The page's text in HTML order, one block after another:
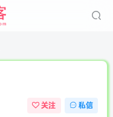
关注 私信